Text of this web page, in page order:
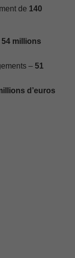
de 140
54 millions
– 51
d’euros